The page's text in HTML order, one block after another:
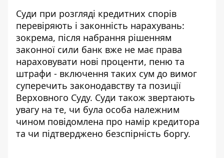
Суди при розгляді кредитних спорів
перевіряють і законність нарахувань:
зокрема, після набрання рішенням
законної сили банк вже не має права
нараховувати нові проценти, пеню та
штрафи - включення таких сум до вимог
суперечить законодавству та позиції
Верховного Суду. Суди також звертають
увагу на те, чи була особа належним
чином повідомлена про намір кредитора
та чи підтверджено безспірність боргу.